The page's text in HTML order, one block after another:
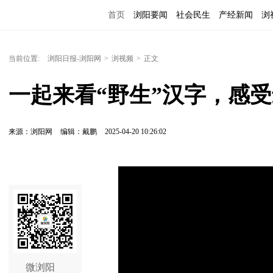
首页 浏阳要闻 社会民生 产经新闻 浏
当前位置: 浏阳日报-浏阳网 > 浏视频 > 正文
一起来看“野生”汉字，感
来源：浏阳网 编辑：戴鹏 2025-04-20 10:26:02
微浏阳